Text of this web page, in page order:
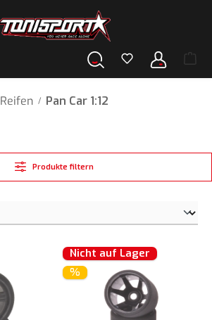
Reifen / Pan Car 1:12
Produkte filtern
Nicht auf Lager
%